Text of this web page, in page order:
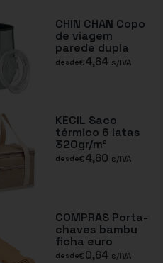
CHIN CHAN Copo
de viagem
parede dupla
desde€4,64 s/IVA
KECIL Saco
térmico 6 latas
320gr/m²
desde€4,60 s/IVA
COMPRAS Porta-
chaves bambu
ficha euro
desde€0,64 s/IVA